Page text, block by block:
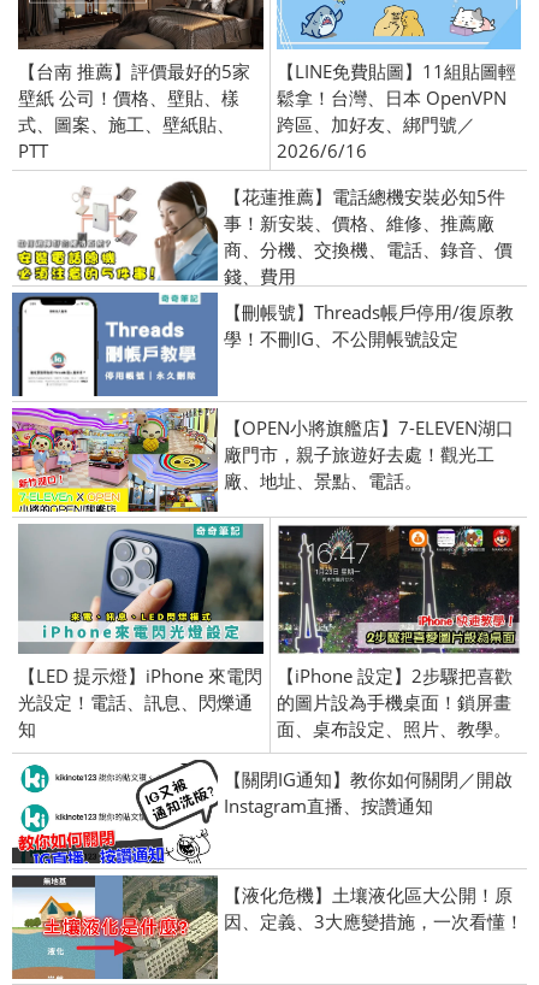
【台南 推薦】評價最好的5家
壁紙 公司！價格、壁貼、樣
式、圖案、施工、壁紙貼、
PTT
【LINE免費貼圖】11組貼圖輕
鬆拿！台灣、日本 OpenVPN
跨區、加好友、綁門號／
2026/6/16
【花蓮推薦】電話總機安裝必知5件
事！新安裝、價格、維修、推薦廠
商、分機、交換機、電話、錄音、價
錢、費用
【刪帳號】Threads帳戶停用/復原教
學！不刪IG、不公開帳號設定
【OPEN小將旗艦店】7-ELEVEN湖口
廠門市，親子旅遊好去處！觀光工
廠、地址、景點、電話。
【LED 提示燈】iPhone 來電閃
光設定！電話、訊息、閃爍通
知
【iPhone 設定】2步驟把喜歡
的圖片設為手機桌面！鎖屏畫
面、桌布設定、照片、教學。
【關閉IG通知】教你如何關閉／開啟
Instagram直播、按讚通知
【液化危機】土壤液化區大公開！原
因、定義、3大應變措施，一次看懂！